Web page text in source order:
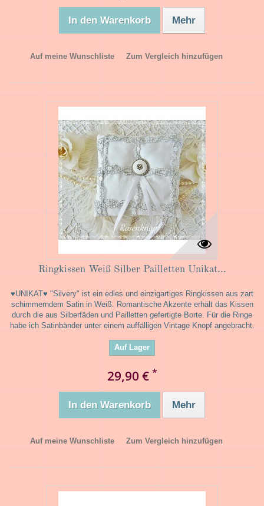
In den Warenkorb Mehr
Auf meine Wunschliste Zum Vergleich hinzufügen
Ringkissen Weiß Silber Pailletten Unikat...
♥UNIKAT♥ "Silvery" ist ein edles und einzigartiges Ringkissen aus zart
schimmerndem Satin in Weiß. Romantische Akzente erhält das Kissen
durch die aus Silberfäden und Pailletten gefertigte Borte. Für die Ringe
habe ich Satinbänder unter einem auffälligen Vintage Knopf angebracht.
Auf Lager
29,90 € *
In den Warenkorb Mehr
Auf meine Wunschliste Zum Vergleich hinzufügen